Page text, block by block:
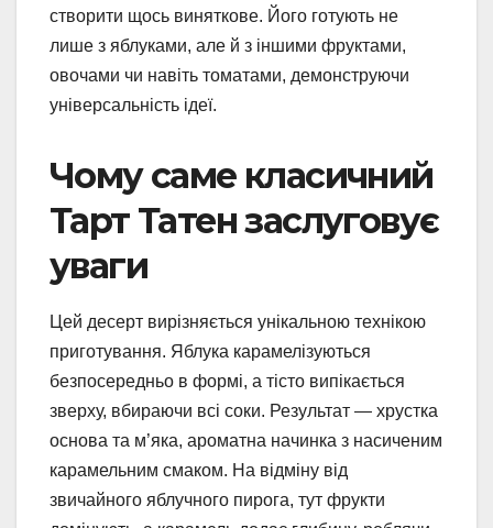
створити щось виняткове. Його готують не
лише з яблуками, але й з іншими фруктами,
овочами чи навіть томатами, демонструючи
універсальність ідеї.
Чому саме класичний
Тарт Татен заслуговує
уваги
Цей десерт вирізняється унікальною технікою
приготування. Яблука карамелізуються
безпосередньо в формі, а тісто випікається
зверху, вбираючи всі соки. Результат — хрустка
основа та м’яка, ароматна начинка з насиченим
карамельним смаком. На відміну від
звичайного яблучного пирога, тут фрукти